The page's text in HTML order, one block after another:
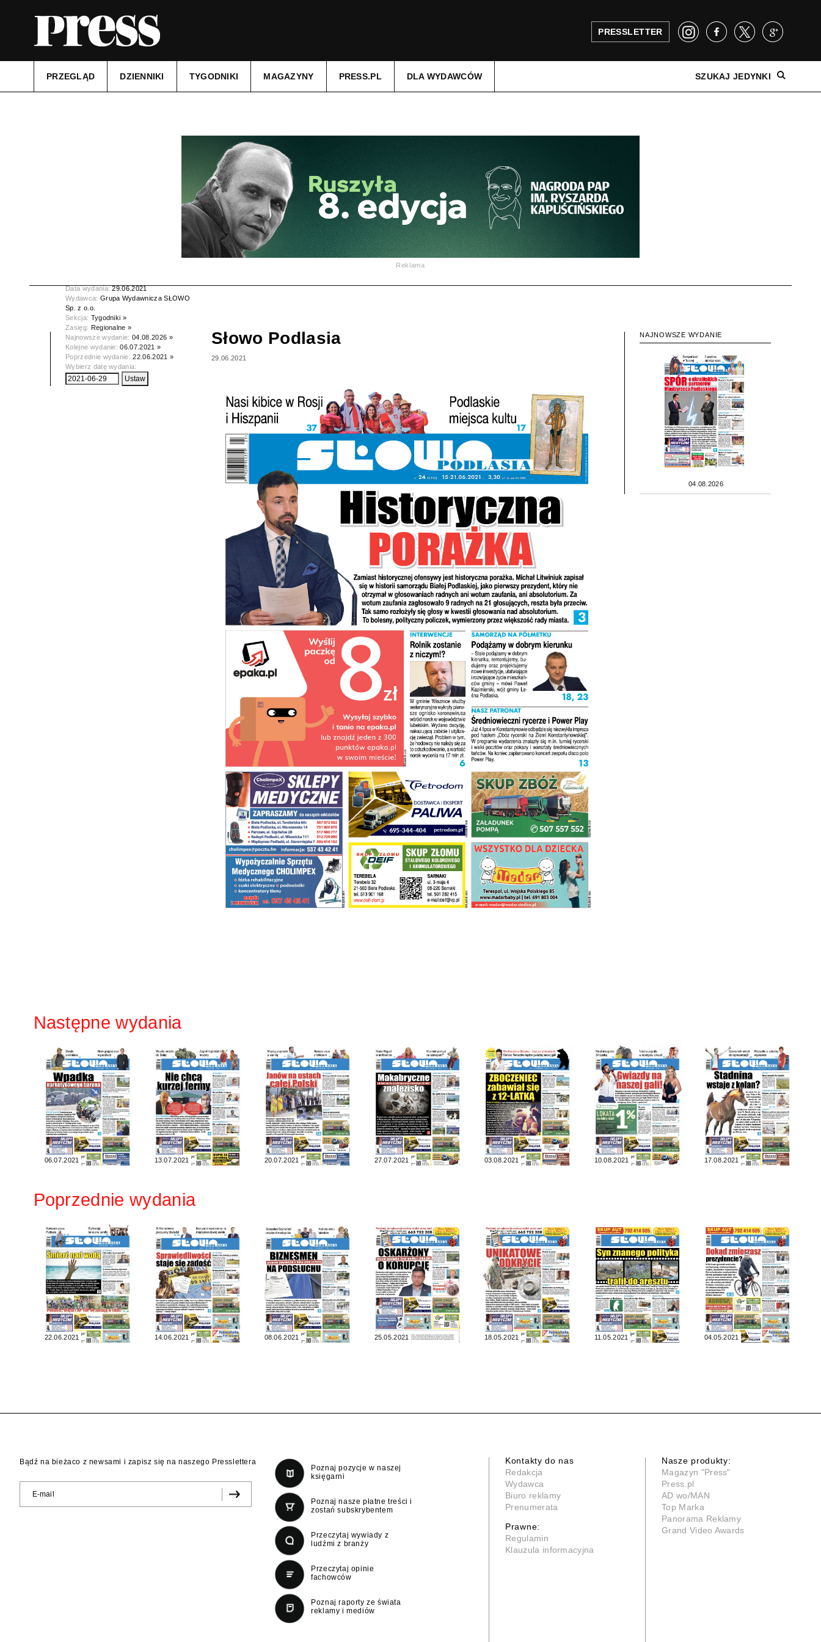
PRESSLETTER
PRZEGLĄD DZIENNIKI TYGODNIKI MAGAZYNY PRESS.PL DLA WYDAWCÓW SZUKAJ JEDYNKI
Reklama
Data wydania:29.06.2021
Wydawca: Grupa Wydawnicza SŁOWO
Sp. z o.o.
Sekcja: Tygodniki »
Zasięg: Regionalne »
Najnowsze wydanie:04.08.2026 »
Kolejne wydanie:06.07.2021 »
Poprzednie wydanie:22.06.2021 »
Wybierz datę wydania:
Słowo Podlasia
29.06.2021
NAJNOWSZE WYDANIE
04.08.2026
Następne wydania
06.07.2021 13.07.2021 20.07.2021 27.07.2021 03.08.2021 10.08.2021 17.08.2021
Poprzednie wydania
22.06.2021 14.06.2021 08.06.2021 25.05.2021 18.05.2021 11.05.2021 04.05.2021
Bądź na bieżaco z newsami i zapisz się na naszego Presslettera
Poznaj pozycje w naszej
księgarni
Poznaj nasze płatne treści i
zostań subskrybentem
Przeczytaj wywiady z
ludźmi z branży
Przeczytaj opinie
fachowców
Poznaj raporty ze świata
reklamy i mediów
Kontakty do nas
Redakcja
Wydawca
Biuro reklamy
Prenumerata
Prawne:
Regulamin
Klauzula informacyjna
Nasze produkty:
Magazyn "Press"
Press.pl
AD wo/MAN
Top Marka
Panorama Reklamy
Grand Video Awards